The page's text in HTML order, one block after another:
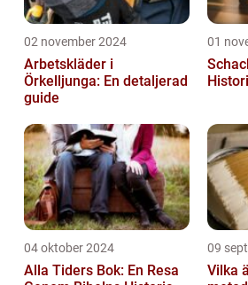
02 november 2024
Arbetskläder i
Örkelljunga: En detaljerad
guide
01
04 oktober 2024
Alla Tiders Bok: En Resa
09
Vilka